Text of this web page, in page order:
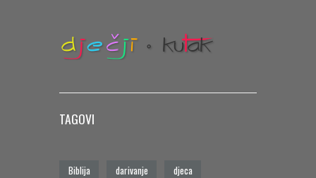
TAGOVI
Biblija darivanje djeca